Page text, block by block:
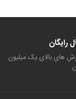
رایگان
های بالای یک میلیون